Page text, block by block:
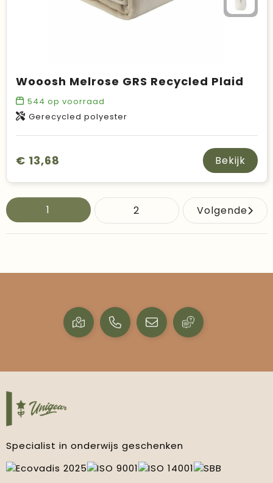
Wooosh Melrose GRS Recycled Plaid
544 op voorraad
Gerecycled polyester
€ 13,68 Bekijk
1 2 Volgende
Specialist in onderwijs geschenken